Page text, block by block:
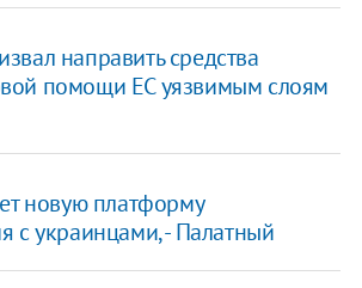
направить средства
помощи ЕС уязвимым слоям
новую платформу
с украинцами, - Палатный